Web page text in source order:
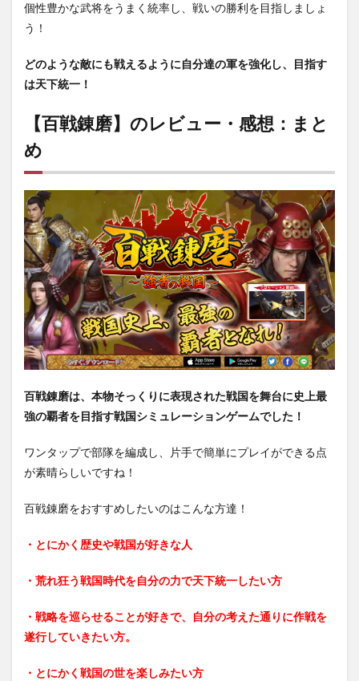
個性豊かな武将をうまく統率し、戦いの勝利を目指しましょ
う！
どのような敵にも戦えるように自分達の軍を強化し、目指す
は天下統一！
【百戦錬磨】のレビュー・感想：まと
め
百戦錬磨は、本物そっくりに表現された戦国を舞台に史上最
強の覇者を目指す戦国シミュレーションゲームでした！
ワンタップで部隊を編成し、片手で簡単にプレイができる点
が素晴らしいですね！
百戦錬磨をおすすめしたいのはこんな方達！
・とにかく歴史や戦国が好きな人
・荒れ狂う戦国時代を自分の力で天下統一したい方
・戦略を巡らせることが好きで、自分の考えた通りに作戦を
遂行していきたい方。
・とにかく戦国の世を楽しみたい方